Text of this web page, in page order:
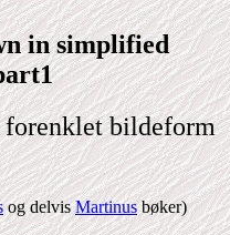
in simplified
forenklet bildeform
og delvisMartinusbøker)